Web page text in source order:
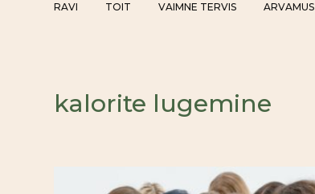
RAVI TOIT VAIMNE TERVIS ARVAMUS
kalorite lugemine